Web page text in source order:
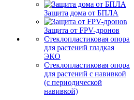
Защита дома от БПЛА
Защита от FPV-дронов
Стеклопластиковая опора
для растений гладкая
ЭКО
Стеклопластиковая опора
для растений с навивкой
(с периодической
навивкой)